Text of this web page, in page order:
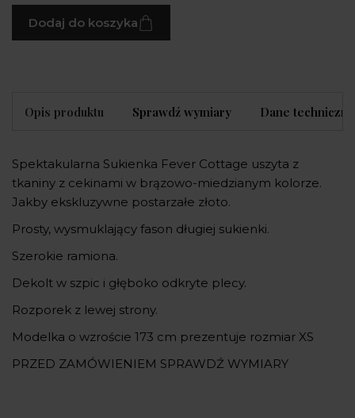
Dodaj do koszyka
Opis produktu Sprawdź wymiary Dane techniczne
Spektakularna Sukienka Fever Cottage uszyta z
tkaniny z cekinami w brązowo-miedzianym kolorze.
Jakby ekskluzywne postarzałe złoto.
Prosty, wysmuklający fason długiej sukienki.
Szerokie ramiona.
Dekolt w szpic i głęboko odkryte plecy.
Rozporek z lewej strony.
Modelka o wzroście 173 cm prezentuje rozmiar XS
PRZED ZAMÓWIENIEM SPRAWDŹ WYMIARY